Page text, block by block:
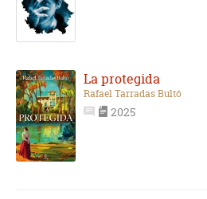
La protegida
Rafael Tarradas Bultó
2025